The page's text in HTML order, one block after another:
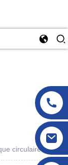
circulaire